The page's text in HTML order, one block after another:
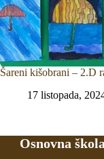
Šareni kišobrani – 2.D
17 listopada,
Osnovna